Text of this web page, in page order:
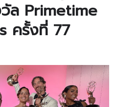
วัล Primetime
ครั้งที่ 77